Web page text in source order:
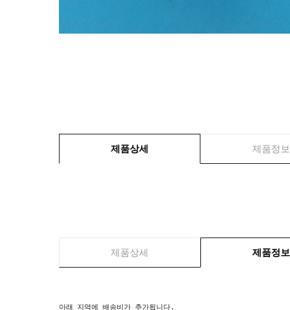
제품상세 제품정보
제품상세 제품정보
아래 지역에 배송비가 추가됩니다.